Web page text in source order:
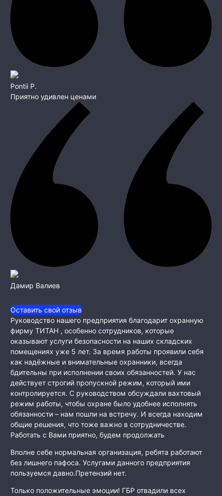
Pontii P.
Приятно удивлен ценами
Дамир Валиев
Оставить свой отзыв
Руководство нашего предприятия благодарит охранную
фирму ТИТАН , особенно сотрудников, которые
оказывают услуги безопасности на наших складских
помещениях уже 5 лет. За время работы проявили себя
как надёжные и внимательные охранники, всегда
бдительны при исполнении своих обязанностей. У нас
действует строгий пропускной режим, который ими
контролируется. С руководством обсуждали вахтовый
режим работы, чтобы охране было удобнее исполнять
обязанности – нам пошли на встречу. И всегда находим
общие решения, что тоже важно в сотрудничестве.
Работать с Вами приятно, будем продолжать
Вполне себе нормальная организация, ребята работают
без лишнего пафоса. Услугами данного предприятия
пользуемся давно.Претензий нет.
Только положительные эмоции! ГБР отвадили всех